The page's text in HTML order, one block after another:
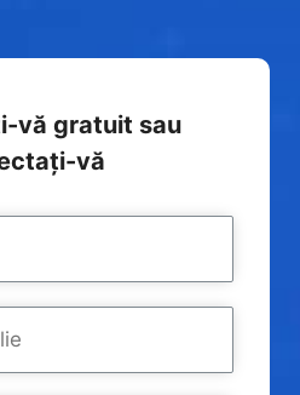
vă gratuit sau
vă